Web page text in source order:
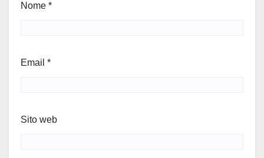
Nome *
Email *
Sito web